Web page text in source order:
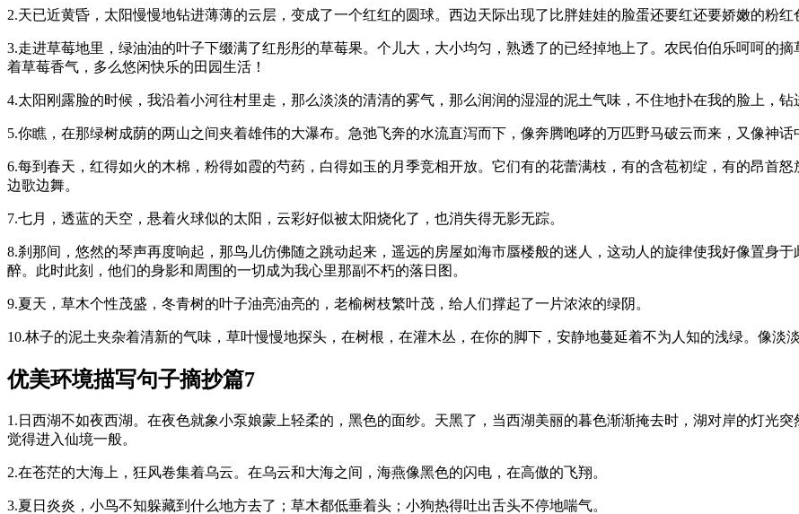
2.天已近黄昏，太阳慢慢地钻进薄薄的云层，变成了一个红红的圆球。西边天际出现了比胖娃娃的脸蛋还要红还要娇嫩的粉红
3.走进草莓地里，绿油油的叶子下缀满了红彤彤的草莓果。个儿大，大小均匀，熟透了的已经掉地上了。农民伯伯乐呵呵的
着草莓香气，多么悠闲快乐的田园生活！
4.太阳刚露脸的时候，我沿着小河往村里走，那么淡淡的清清的雾气，那么润润的湿湿的泥土气味，不住地扑在我的脸上，钻
5.你瞧，在那绿树成荫的两山之间夹着雄伟的大瀑布。急弛飞奔的水流直泻而下，像奔腾咆哮的万匹野马破云而来，又像神话
6.每到春天，红得如火的木棉，粉得如霞的芍药，白得如玉的月季竞相开放。它们有的花蕾满枝，有的含苞初绽，有的昂首
边歌边舞。
7.七月，透蓝的天空，悬着火球似的太阳，云彩好似被太阳烧化了，也消失得无影无踪。
8.刹那间，悠然的琴声再度响起，那鸟儿仿佛随之跳动起来，遥远的房屋如海市蜃楼般的迷人，这动人的旋律使我好像置身
醉。此时此刻，他们的身影和周围的一切成为我心里那副不朽的落日图。
9.夏天，草木个性茂盛，冬青树的叶子油亮油亮的，老榆树枝繁叶茂，给人们撑起了一片浓浓的绿阴。
10.林子的泥土夹杂着清新的气味，草叶慢慢地探头，在树根，在灌木丛，在你的脚下，安静地蔓延着不为人知的浅绿。像淡淡
优美环境描写句子摘抄篇7
1.日西湖不如夜西湖。在夜色就象小泵娘蒙上轻柔的，黑色的面纱。天黑了，当西湖美丽的暮色渐渐掩去时，湖对岸的灯光
觉得进入仙境一般。
2.在苍茫的大海上，狂风卷集着乌云。在乌云和大海之间，海燕像黑色的闪电，在高傲的飞翔。
3.夏日炎炎，小鸟不知躲藏到什么地方去了；草木都低垂着头；小狗热得吐出舌头不停地喘气。